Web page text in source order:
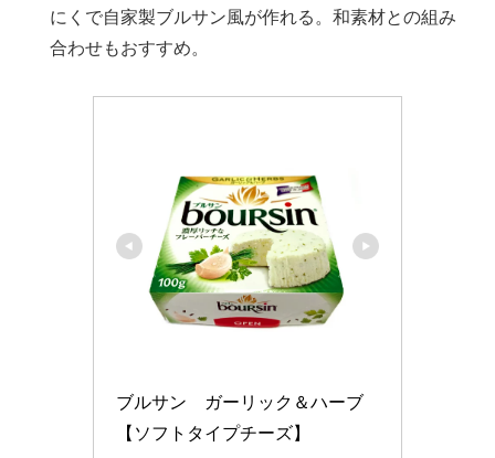
にくで自家製ブルサン風が作れる。和素材との組み
合わせもおすすめ。
ブルサン　ガーリック＆ハーブ
【ソフトタイプチーズ】